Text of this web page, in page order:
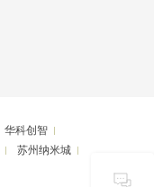
华科创智
苏州纳米城